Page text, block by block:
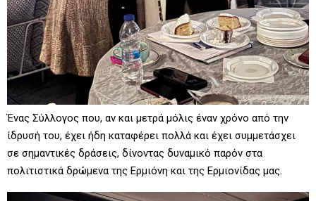
Ένας Σύλλογος που, αν και μετρά μόλις έναν χρόνο από την
ίδρυσή του, έχει ήδη καταφέρει πολλά και έχει συμμετάσχει
σε σημαντικές δράσεις, δίνοντας δυναμικό παρόν στα
πολιτιστικά δρώμενα της Ερμιόνη και της Ερμιονίδας μας.